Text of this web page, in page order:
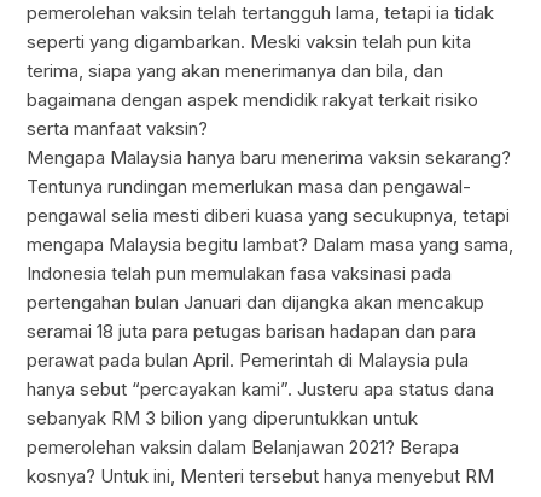
pemerolehan vaksin telah tertangguh lama, tetapi ia tidak
seperti yang digambarkan. Meski vaksin telah pun kita
terima, siapa yang akan menerimanya dan bila, dan
bagaimana dengan aspek mendidik rakyat terkait risiko
serta manfaat vaksin?
Mengapa Malaysia hanya baru menerima vaksin sekarang?
Tentunya rundingan memerlukan masa dan pengawal-
pengawal selia mesti diberi kuasa yang secukupnya, tetapi
mengapa Malaysia begitu lambat? Dalam masa yang sama,
Indonesia telah pun memulakan fasa vaksinasi pada
pertengahan bulan Januari dan dijangka akan mencakup
seramai 18 juta para petugas barisan hadapan dan para
perawat pada bulan April. Pemerintah di Malaysia pula
hanya sebut “percayakan kami”. Justeru apa status dana
sebanyak RM 3 bilion yang diperuntukkan untuk
pemerolehan vaksin dalam Belanjawan 2021? Berapa
kosnya? Untuk ini, Menteri tersebut hanya menyebut RM